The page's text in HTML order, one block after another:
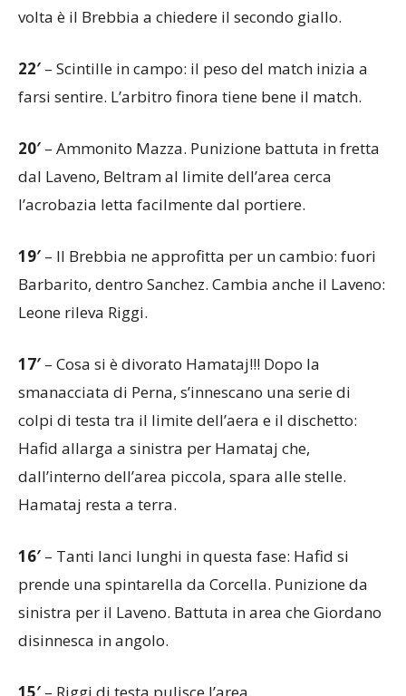
volta è il Brebbia a chiedere il secondo giallo.
22′ – Scintille in campo: il peso del match inizia a
farsi sentire. L’arbitro finora tiene bene il match.
20′ – Ammonito Mazza. Punizione battuta in fretta
dal Laveno, Beltram al limite dell’area cerca
l’acrobazia letta facilmente dal portiere.
19′ – Il Brebbia ne approfitta per un cambio: fuori
Barbarito, dentro Sanchez. Cambia anche il Laveno:
Leone rileva Riggi.
17′ – Cosa si è divorato Hamataj!!! Dopo la
smanacciata di Perna, s’innescano una serie di
colpi di testa tra il limite dell’aera e il dischetto:
Hafid allarga a sinistra per Hamataj che,
dall’interno dell’area piccola, spara alle stelle.
Hamataj resta a terra.
16′ – Tanti lanci lunghi in questa fase: Hafid si
prende una spintarella da Corcella. Punizione da
sinistra per il Laveno. Battuta in area che Giordano
disinnesca in angolo.